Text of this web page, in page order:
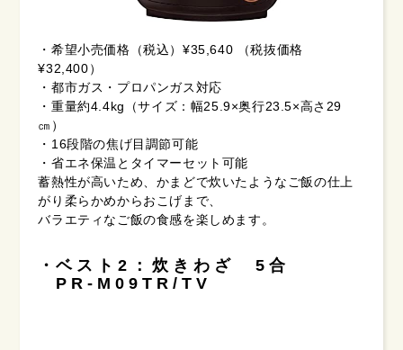
・希望小売価格（税込）¥35,640 （税抜価格
¥32,400）
・都市ガス・プロパンガス対応
・重量約4.4kg（サイズ：幅25.9×奥行23.5×高さ29
㎝）
・16段階の焦げ目調節可能
・省エネ保温とタイマーセット可能
蓄熱性が高いため、かまどで炊いたようなご飯の仕上
がり柔らかめからおこげまで、
バラエティなご飯の食感を楽しめます。
ベスト2：炊きわざ 5合
PR-M09TR/TV